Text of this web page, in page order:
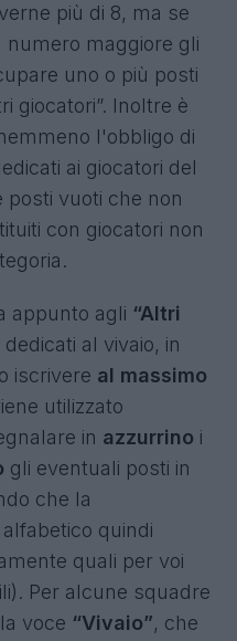
più di 8, ma se
numero maggiore gli
uno o più posti
giocatori”. Inoltre è
l'obbligo di
ai giocatori del
posti vuoti che non
con giocatori non
appunto agli “Altri
al vivaio, in
iscrivere al massimo
utilizzato
in azzurrino i
gli eventuali posti in
che la
quindi
quali per voi
Per alcune squadre
voce “Vivaio”, che